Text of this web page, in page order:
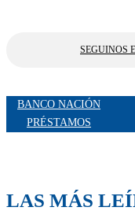
SEGUINOS
BANCO NACIÓN
PRÉSTAMOS
LAS MÁS